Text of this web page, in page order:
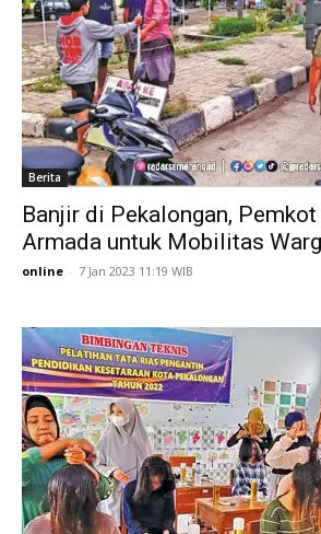
Berita
Banjir di Pekalongan,
Armada untuk Mobilitas
online - 7 Jan 2023 11:19 WIB